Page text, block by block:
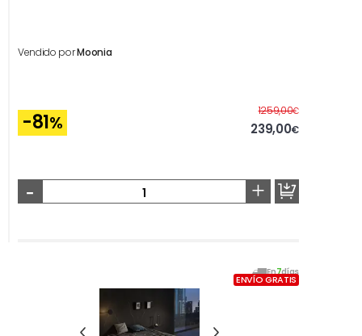
Vendido porMoonia
-81%
1259,00€Antes
239,00€
- +
En7días
ENVÍO GRATIS